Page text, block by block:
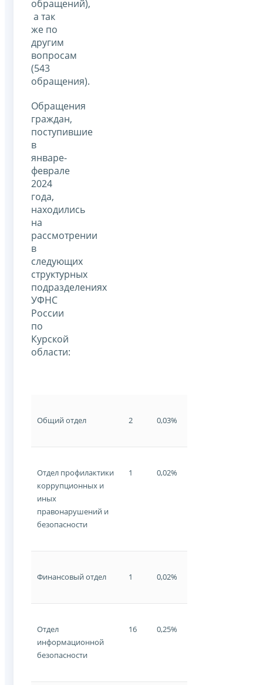
обращений),
а так
же по
другим
вопросам
(543
обращения).
Обращения
граждан,
поступившие
в
январе-
феврале
2024
года,
находились
на
рассмотрении
в
следующих
структурных
подразделениях
УФНС
России
по
Курской
области:
Общий отдел 2 0,03%
Отдел профилактики
коррупционных и
иных
правонарушений и
безопасности
1 0,02%
Финансовый отдел 1 0,02%
Отдел
информационной
безопасности
16 0,25%